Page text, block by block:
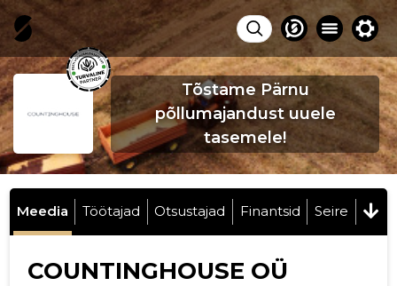
Tõstame Pärnu
põllumajandust uuele
tasemele!
Meedia Töötajad Otsustajad Finantsid Seire
COUNTINGHOUSE OÜ